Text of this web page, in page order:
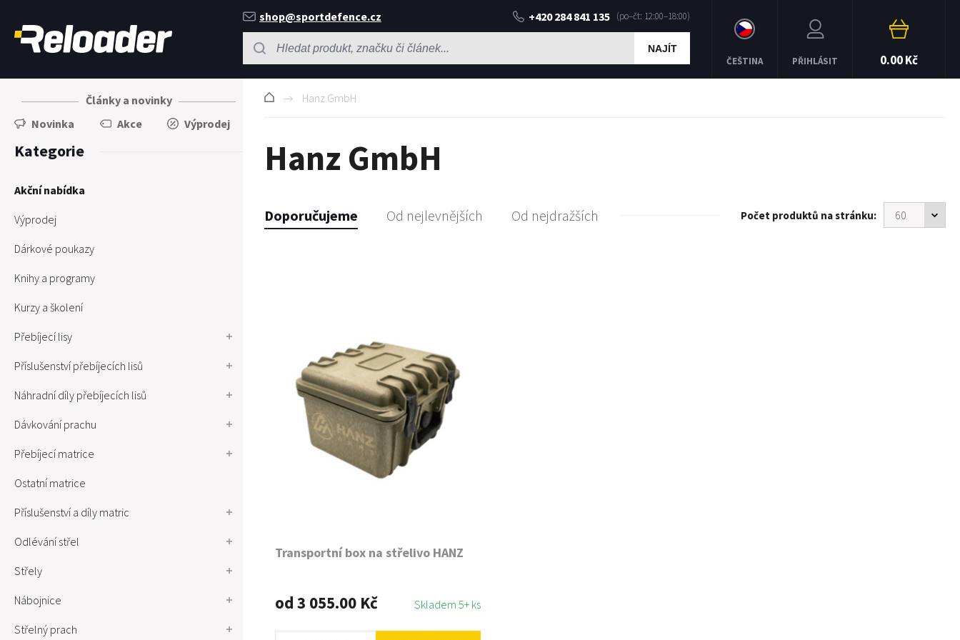
shop@sportdefence.cz +420 284 841 135
NAJÍT
ČEŠTINA PŘIHLÁSIT 0.00 Kč
Články a novinky
Novinka
Akce Výprodej
Kategorie
Akční nabídka
Výprodej
Dárkové poukazy
Knihy a programy
Kurzy a školení
Přebíjecí lisy
Příslušenství přebíjecích lisů
Náhradní díly přebíjecích lisů
Dávkování prachu
Přebíjecí matrice
Ostatní matrice
Příslušenství a díly matric
Odlévání střel
Střely
Nábojnice
Střelný prach
Hanz GmbH
Hanz GmbH
Doporučujeme Od nejlevnějších Od nejdražších Počet produktů na stránku:
Transportní box na střelivo HANZ
od 3 055.00 Kč Skladem 5+ ks